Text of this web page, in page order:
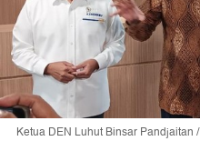
Ketua DEN Luhut Binsar Pandjaitan